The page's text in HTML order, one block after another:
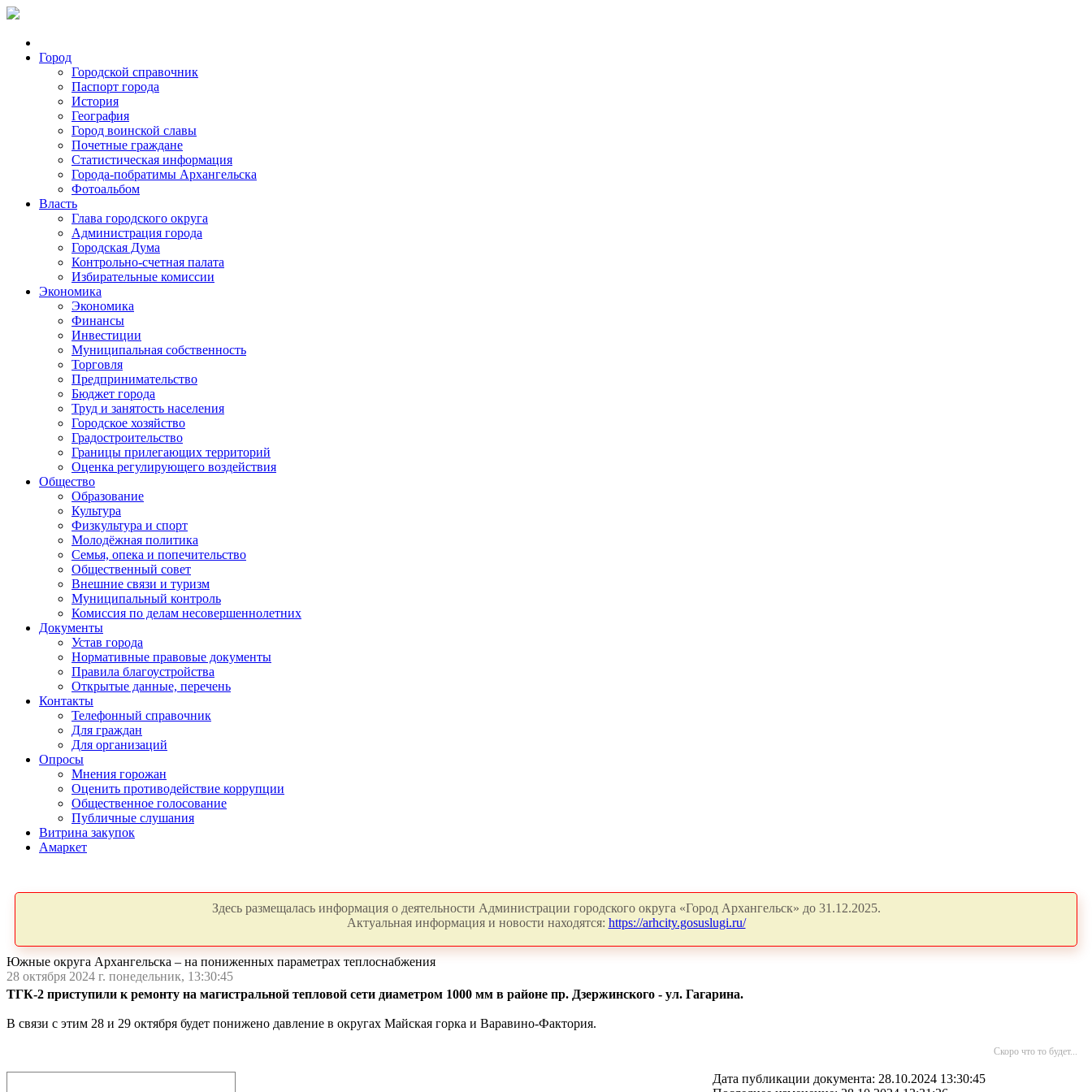
Город
Городской справочник
Паспорт города
История
География
Город воинской славы
Почетные граждане
Статистическая информация
Города-побратимы Архангельска
Фотоальбом
Власть
Глава городского округа
Администрация города
Городская Дума
Контрольно-счетная палата
Избирательные комиссии
Экономика
Экономика
Финансы
Инвестиции
Муниципальная собственность
Торговля
Предпринимательство
Бюджет города
Труд и занятость населения
Городское хозяйство
Градостроительство
Границы прилегающих территорий
Оценка регулирующего воздействия
Общество
Образование
Культура
Физкультура и спорт
Молодёжная политика
Семья, опека и попечительство
Общественный совет
Внешние связи и туризм
Муниципальный контроль
Комиссия по делам несовершеннолетних
Документы
Устав города
Нормативные правовые документы
Правила благоустройства
Открытые данные, перечень
Контакты
Телефонный справочник
Для граждан
Для организаций
Опросы
Мнения горожан
Оценить противодействие коррупции
Общественное голосование
Публичные слушания
Витрина закупок
Амаркет
Здесь размещалась информация о деятельности Администрации городского округа «Город Архангельск» до 31.12.2025.
Актуальная информация и новости находятся: https://arhcity.gosuslugi.ru/
Южные округа Архангельска – на пониженных параметрах теплоснабжения
28 октября 2024 г. понедельник, 13:30:45
ТГК-2 приступили к ремонту на магистральной тепловой сети диаметром 1000 мм в районе пр. Дзержинского - ул. Гагарина.
В связи с этим 28 и 29 октября будет понижено давление в округах Майская горка и Варавино-Фактория.
Скоро что то будет...
Дата публикации документа: 28.10.2024 13:30:45